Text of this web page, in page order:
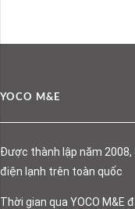
YOCO M&E
Được thành lập năm
điện lạnh trên toàn quốc
Thời gian qua YOCO M&E